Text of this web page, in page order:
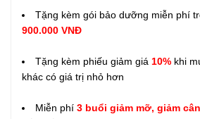
Tặng kèm gói bảo dưỡng miễn phí
900.000 VNĐ
Tặng kèm phiếu giảm giá 10% khi
khác có giá trị nhỏ hơn
Miễn phí 3 buổi giảm mỡ, giảm